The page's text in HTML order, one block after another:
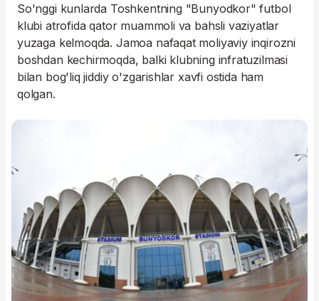
So'nggi kunlarda Toshkentning "Bunyodkor" futbol
klubi atrofida qator muammoli va bahsli vaziyatlar
yuzaga kelmoqda. Jamoa nafaqat moliyaviy inqirozni
boshdan kechirmoqda, balki klubning infratuzilmasi
bilan bog'liq jiddiy o'zgarishlar xavfi ostida ham
qolgan.